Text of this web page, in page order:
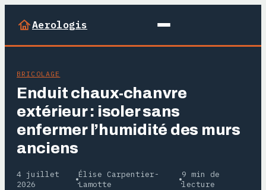
Aerologis
BRICOLAGE
Enduit chaux-chanvre
extérieur : isoler sans
enfermer l’humidité des murs
anciens
4 juillet
2026
·
Élise Carpentier-
Lamotte
·
9 min de
lecture